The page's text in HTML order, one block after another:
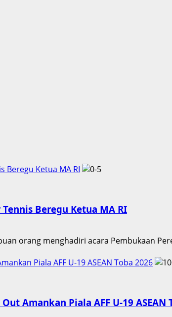
Beregu Ketua MA RI
Beregu Ketua MA RI
orang menghadiri acara Pembukaan
Piala AFF U-19 ASEAN Toba 2026
Amankan Piala AFF U-19 ASEAN